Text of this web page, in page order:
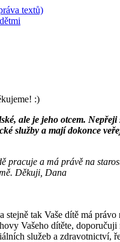
textů)
:)
ale je jeho otcem.
služby a mají dokonce
pracuje a má právě na
Děkuji, Dana
tak Vaše dítě má
Vašeho dítěte,
služeb a zdravotnictví,